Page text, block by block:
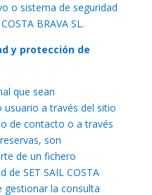
o sistema de seguridad
BRAVA SL.
y protección de
que sean
a través del sitio
de contacto o a través
son
de un fichero
SET SAIL COSTA
gestionar la consulta